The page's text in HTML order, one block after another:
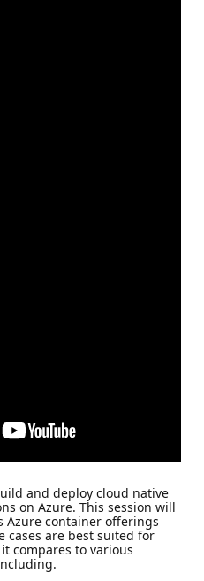
and deploy cloud native
on Azure. This session will
Azure container offerings
cases are best suited for
compares to various